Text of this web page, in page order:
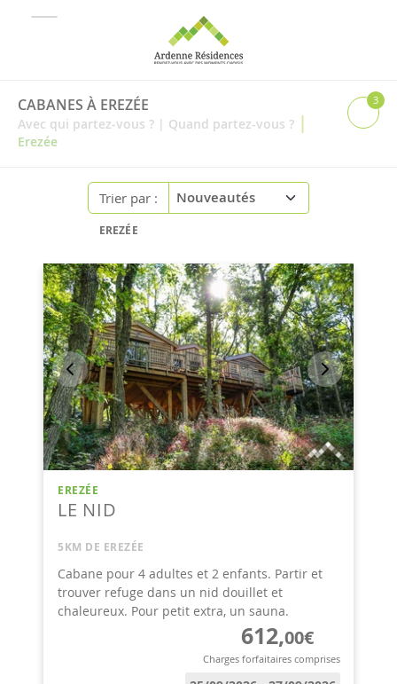
CABANES À EREZÉE
Avec qui partez-vous ? | Quand partez-vous ? |
Erezée
3
Trier par :
EREZÉE